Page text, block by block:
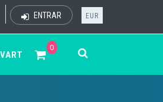
ENTRAR EUR
0